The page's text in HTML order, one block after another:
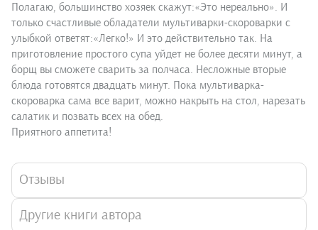
Полагаю, большинство хозяек скажут:«Это нереально». И
только счастливые обладатели мультиварки-скороварки с
улыбкой ответят:«Легко!» И это действительно так. На
приготовление простого супа уйдет не более десяти минут, а
борщ вы сможете сварить за полчаса. Несложные вторые
блюда готовятся двадцать минут. Пока мультиварка-
скороварка сама все варит, можно накрыть на стол, нарезать
салатик и позвать всех на обед.
Приятного аппетита!
Отзывы
Другие книги автора